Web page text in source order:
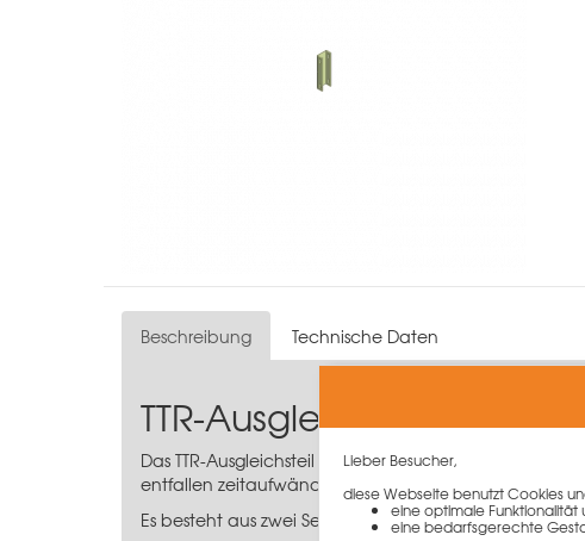
Beschreibung Technische Daten
TTR-Ausgleichsteil 14 x
Das TTR-Ausgleichsteil 14 x 37,5 cm ist ein
entfallen zeitaufwändige, bauseitige
Es besteht aus zwei Seitenteilen mit eingebauter
Lieber Besucher,
diese Webseite benutzt Cookies
eine optimale Funktionalität
eine bedarfsgerechte